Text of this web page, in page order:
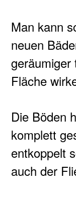
Man kann
neuen
geräumiger
Fläche
Die Böden
komplett
entkoppelt
auch der